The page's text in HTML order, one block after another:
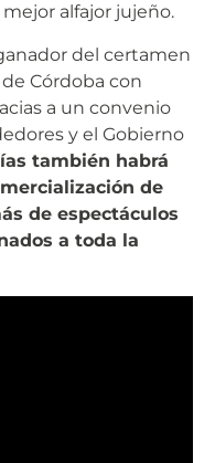
alfajor jujeño.
del certamen
Córdoba con
a un convenio
y el Gobierno
también habrá
de
de espectáculos
a toda la